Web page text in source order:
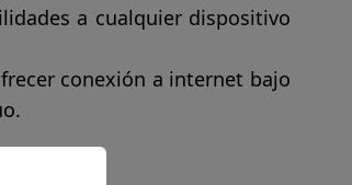
a cualquier dispositivo
conexión a internet bajo